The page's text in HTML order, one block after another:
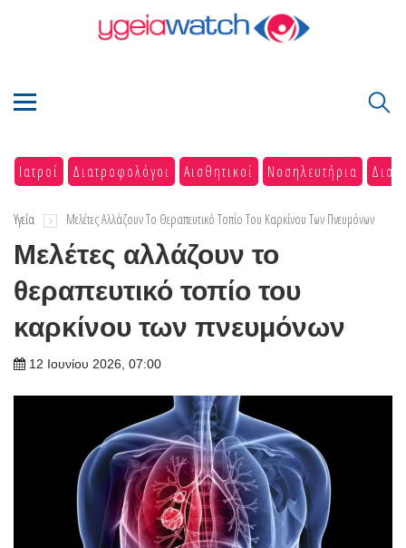
Ιατροί Διατροφολόγοι Αισθητικοί Νοσηλευτήρια
Υγεία Μελέτες Αλλάζουν Το Θεραπευτικό Τοπίο Του Καρκίνου Των Πνευμόνων
Μελέτες αλλάζουν το
θεραπευτικό τοπίο του
καρκίνου των πνευμόνων
12 Ιουνίου 2026, 07:00